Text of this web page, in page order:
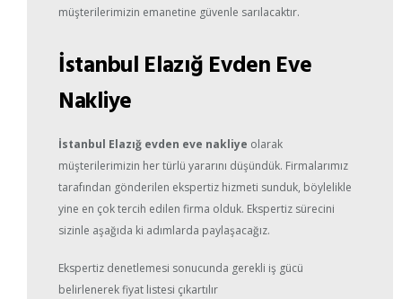
müşterilerimizin emanetine güvenle sarılacaktır.
İstanbul Elazığ Evden Eve
Nakliye
İstanbul Elazığ evden eve nakliye olarak
müşterilerimizin her türlü yararını düşündük. Firmalarımız
tarafından gönderilen ekspertiz hizmeti sunduk, böylelikle
yine en çok tercih edilen firma olduk. Ekspertiz sürecini
sizinle aşağıda ki adımlarda paylaşacağız.
Ekspertiz denetlemesi sonucunda gerekli iş gücü
belirlenerek fiyat listesi çıkartılır